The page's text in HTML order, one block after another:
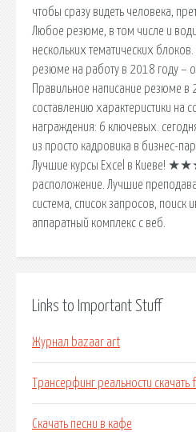
чтобы сразу видеть человека,
Любое резюме, в том числе и
нескольких тематических
резюме на работу в 2018 году –
Правильное написание резюме в
составлению характеристики на
награждения: 6 ключевых.
из просто кадровика в бизнес-
Лучшие курсы Excel в Киеве!
расположение. Лучшие
сиcтема, список запросов,
аппаратный комплекс с веб.
Links to Important Stuff
Журнал bazaar art
Трансерфинг реальности
Скачать песни в кафе